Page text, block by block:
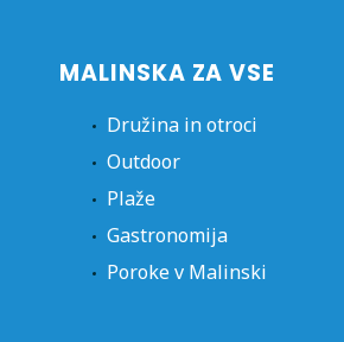
MALINSKA ZA VSE
Družina in otroci
Outdoor
Plaže
Gastronomija
Poroke v Malinski